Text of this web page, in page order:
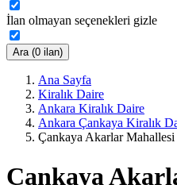
İlan olmayan seçenekleri gizle
Ara (0 ilan)
Ana Sayfa
Kiralık Daire
Ankara Kiralık Daire
Ankara Çankaya Kiralık
Çankaya Akarlar
Çankaya